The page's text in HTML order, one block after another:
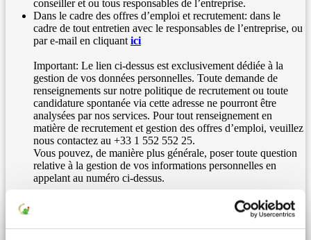
conseiller et ou tous responsables de l’entreprise.
Dans le cadre des offres d’emploi et recrutement: dans le
cadre de tout entretien avec le responsables de l’entreprise, ou
par e-mail en cliquant ici
Important: Le lien ci-dessus est exclusivement dédiée à la
gestion de vos données personnelles. Toute demande de
renseignements sur notre politique de recrutement ou toute
candidature spontanée via cette adresse ne pourront être
analysées par nos services. Pour tout renseignement en
matière de recrutement et gestion des offres d’emploi, veuillez
nous contactez au +33 1 552 552 25.
Vous pouvez, de manière plus générale, poser toute question
relative à la gestion de vos informations personnelles en
appelant au numéro ci-dessus.
Gestion des données personnelles par notre société